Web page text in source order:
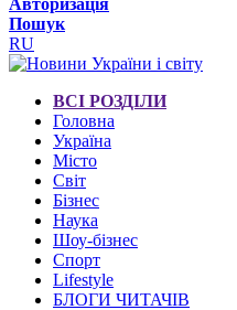
Авторизація
Пошук
RU
ВСІ РОЗДІЛИ
Головна
Україна
Місто
Світ
Бізнес
Наука
Шоу-бізнес
Спорт
Lifestyle
БЛОГИ ЧИТАЧІВ